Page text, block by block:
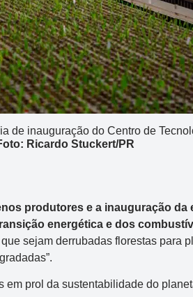
de inauguração do Centro de
Ricardo Stuckert/PR
produtores e a inauguração da
energética e dos
sejam derrubadas florestas para
em prol da sustentabilidade do
Mega-Sena
Acumulou: Sim
Próximo concurso:3041
R$ 150.000.000